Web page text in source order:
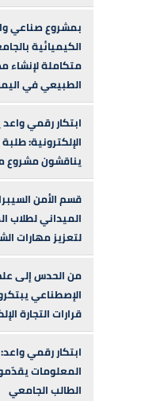
بمشروع صناعي
الكيميائية
متكاملة لإنشاء
الطبيعي في
ابتكار رقمي
الإلكترونية:
يناقشون مشروع
قسم الأمن
الميداني لطلاب
لتعزيز مهارات
من الحدس إلى علم
الإصطناعي
قرارات التجارة
ابتكار رقمي
المعلومات
الطالب الجامعي